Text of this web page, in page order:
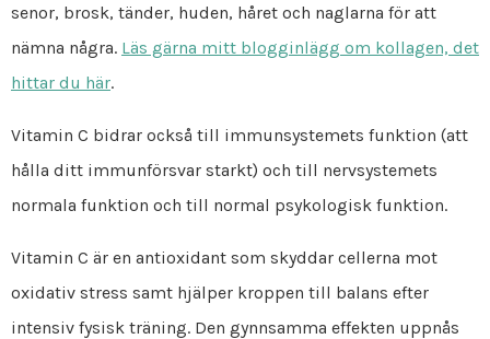
senor, brosk, tänder, huden, håret och naglarna för att
nämna några. Läs gärna mitt blogginlägg om kollagen, det
hittar du här.
Vitamin C bidrar också till immunsystemets funktion (att
hålla ditt immunförsvar starkt) och till nervsystemets
normala funktion och till normal psykologisk funktion.
Vitamin C är en antioxidant som skyddar cellerna mot
oxidativ stress samt hjälper kroppen till balans efter
intensiv fysisk träning. Den gynnsamma effekten uppnås